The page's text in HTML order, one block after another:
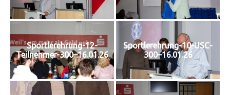
Sportlerehrung-12-
Teilnehmer-300–16.01.26
Sportlerehrung-10-USC-
300–16.01.26